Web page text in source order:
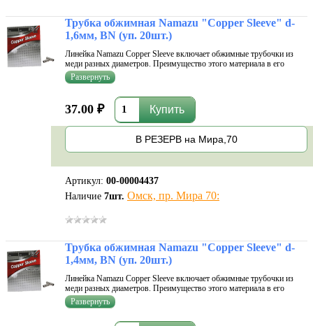
Трубка обжимная Namazu "Copper Sleeve" d-
1,6мм, BN (уп. 20шт.)
Линейка Namazu Copper Sleeve включает обжимные трубочки из
меди разных диаметров. Преимущество этого материала в его
мягкости. Он хорошо поддается обработке, что исключает заусенцы
и неровности. Следовательно, такие трубочки не повреждают леску,
37.00 ₽
В РЕЗЕРВ на Мира,70
Артикул: 00-00004437
Наличие 7шт. Омск, пр. Мира 70:
Трубка обжимная Namazu "Copper Sleeve" d-
1,4мм, BN (уп. 20шт.)
Линейка Namazu Copper Sleeve включает обжимные трубочки из
меди разных диаметров. Преимущество этого материала в его
мягкости. Он хорошо поддается обработке, что исключает заусенцы
и неровности. Следовательно, такие трубочки не повреждают леску,